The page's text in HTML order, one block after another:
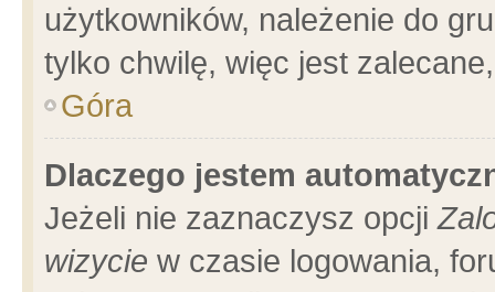
użytkowników, należenie do
tylko chwilę, więc jest
Góra
Dlaczego jestem
Jeżeli nie zaznaczysz opcji
wizycie w czasie logowania,